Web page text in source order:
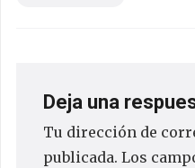
Deja una
Tu dirección de
publicada. Los